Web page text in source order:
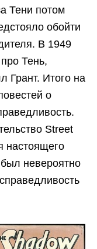
Тени потом
обойти
В 1949
Тень,
Грант. Итого на
о
Street
настоящего
невероятно